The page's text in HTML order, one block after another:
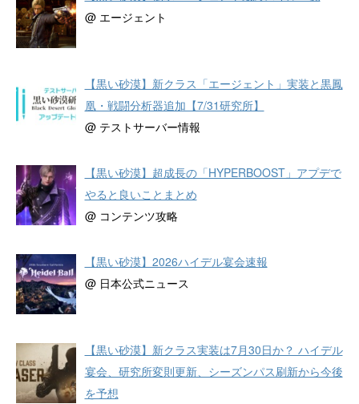
@ エージェント
【黒い砂漠】新クラス「エージェント」実装と黒鳳
凰・戦闘分析器追加【7/31研究所】
@ テストサーバー情報
【黒い砂漠】超成長の「HYPERBOOST」アプデで
やると良いことまとめ
@ コンテンツ攻略
【黒い砂漠】2026ハイデル宴会速報
@ 日本公式ニュース
【黒い砂漠】新クラス実装は7月30日か？ ハイデル
宴会、研究所変則更新、シーズンパス刷新から今後
を予想